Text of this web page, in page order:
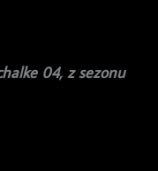
04, z sezonu